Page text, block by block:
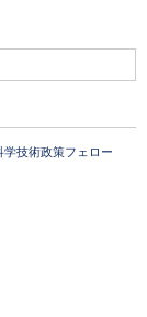
技術政策フェロー